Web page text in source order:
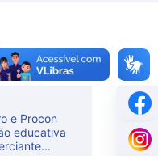
e Procon
educativa